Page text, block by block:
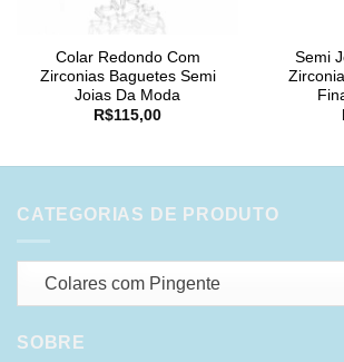
Colar Redondo Com
Zirconias Baguetes Semi
Joias Da Moda
R$115,00
Semi
CATEGORIAS DE PRODUTO
Colares com Pingente
SOBRE